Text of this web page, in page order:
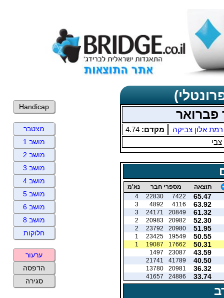
פברואר
רמת אלון צביקה מקדם:4.74
צבי
תוצאה מספרי חבר נא'מ
65.47
7422
22830
4
63.92
4116
4892
3
61.32
20849
24171
3
52.30
20982
20983
2
51.95
20980
23792
2
50.55
19549
23425
1
50.31
17662
19087
1
43.59
23087
1497
40.50
41789
21741
36.32
20981
13780
33.74
24886
41657
Handicap
מצטבר
מושב 1
מושב 2
מושב 3
מושב 4
מושב 5
מושב 6
מושב 8
חלוקות
ערעור
הדפסה
סגירה